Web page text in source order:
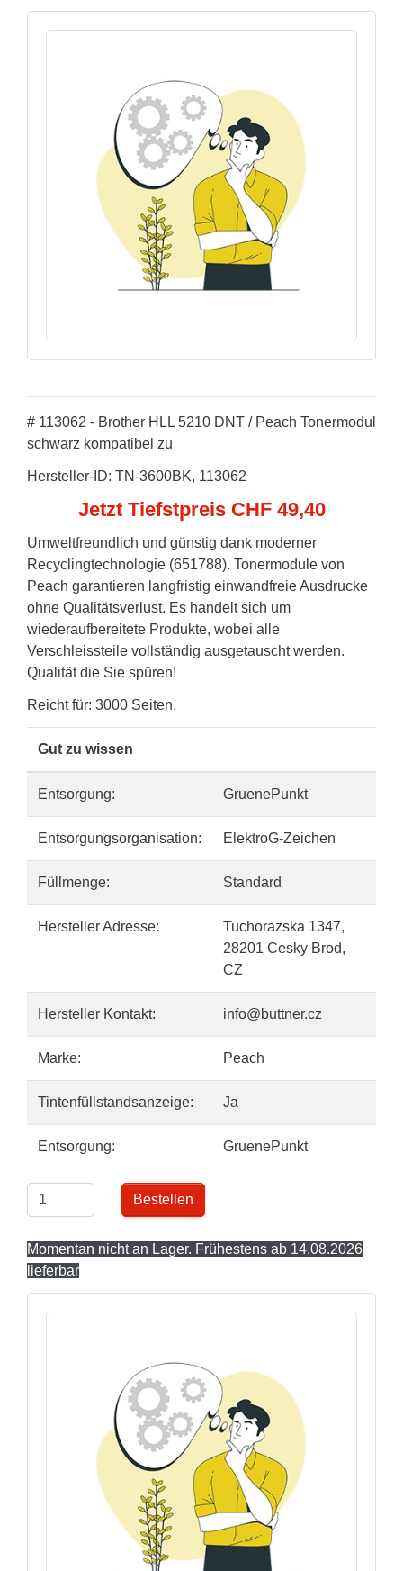
# 113062 - Brother HLL 5210 DNT / Peach Tonermodul
schwarz kompatibel zu
Hersteller-ID: TN-3600BK, 113062
Jetzt Tiefstpreis CHF 49,40
Umweltfreundlich und günstig dank moderner
Recyclingtechnologie (651788). Tonermodule von
Peach garantieren langfristig einwandfreie Ausdrucke
ohne Qualitätsverlust. Es handelt sich um
wiederaufbereitete Produkte, wobei alle
Verschleissteile vollständig ausgetauscht werden.
Qualität die Sie spüren!
Reicht für: 3000 Seiten.
Gut zu wissen
Entsorgung: GruenePunkt
Entsorgungsorganisation: ElektroG-Zeichen
Füllmenge: Standard
Hersteller Adresse:
Tuchorazska 1347,
28201 Cesky Brod,
CZ
Hersteller Kontakt: info@buttner.cz
Marke: Peach
Tintenfüllstandsanzeige: Ja
Entsorgung: GruenePunkt
Bestellen
Momentan nicht an Lager. Frühestens ab 14.08.2026
lieferbar